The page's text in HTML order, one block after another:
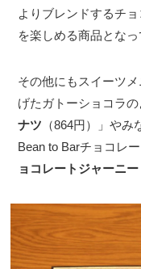
よりブレンドするチ
を楽しめる商品となっ
その他にもスイーツ
げたガトーショコラ
ナツ （864円）」や
Bean to Barチョコレ
ョコレートジャーニー